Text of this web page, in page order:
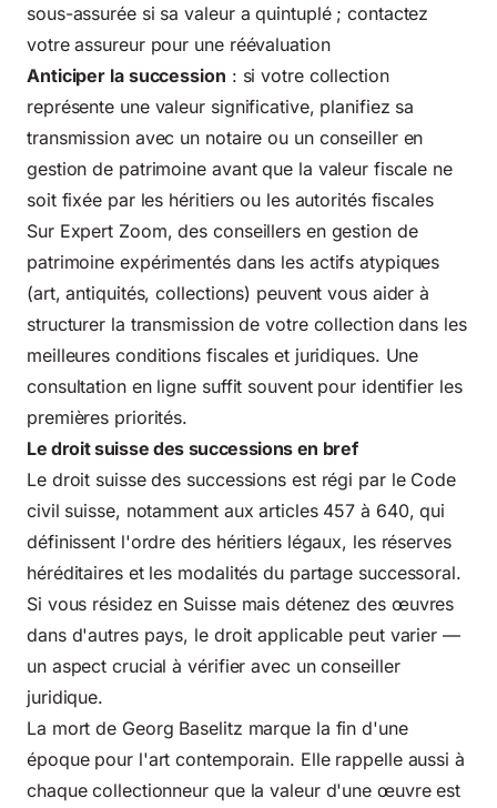
sous-assurée si sa valeur a quintuplé ; contactez
votre assureur pour une réévaluation
Anticiper la succession : si votre collection
représente une valeur significative, planifiez sa
transmission avec un notaire ou un conseiller en
gestion de patrimoine avant que la valeur fiscale ne
soit fixée par les héritiers ou les autorités fiscales
Sur Expert Zoom, des conseillers en gestion de
patrimoine expérimentés dans les actifs atypiques
(art, antiquités, collections) peuvent vous aider à
structurer la transmission de votre collection dans les
meilleures conditions fiscales et juridiques. Une
consultation en ligne suffit souvent pour identifier les
premières priorités.
Le droit suisse des successions en bref
Le droit suisse des successions est régi par le Code
civil suisse, notamment aux articles 457 à 640, qui
définissent l'ordre des héritiers légaux, les réserves
héréditaires et les modalités du partage successoral.
Si vous résidez en Suisse mais détenez des œuvres
dans d'autres pays, le droit applicable peut varier —
un aspect crucial à vérifier avec un conseiller
juridique.
La mort de Georg Baselitz marque la fin d'une
époque pour l'art contemporain. Elle rappelle aussi à
chaque collectionneur que la valeur d'une œuvre est